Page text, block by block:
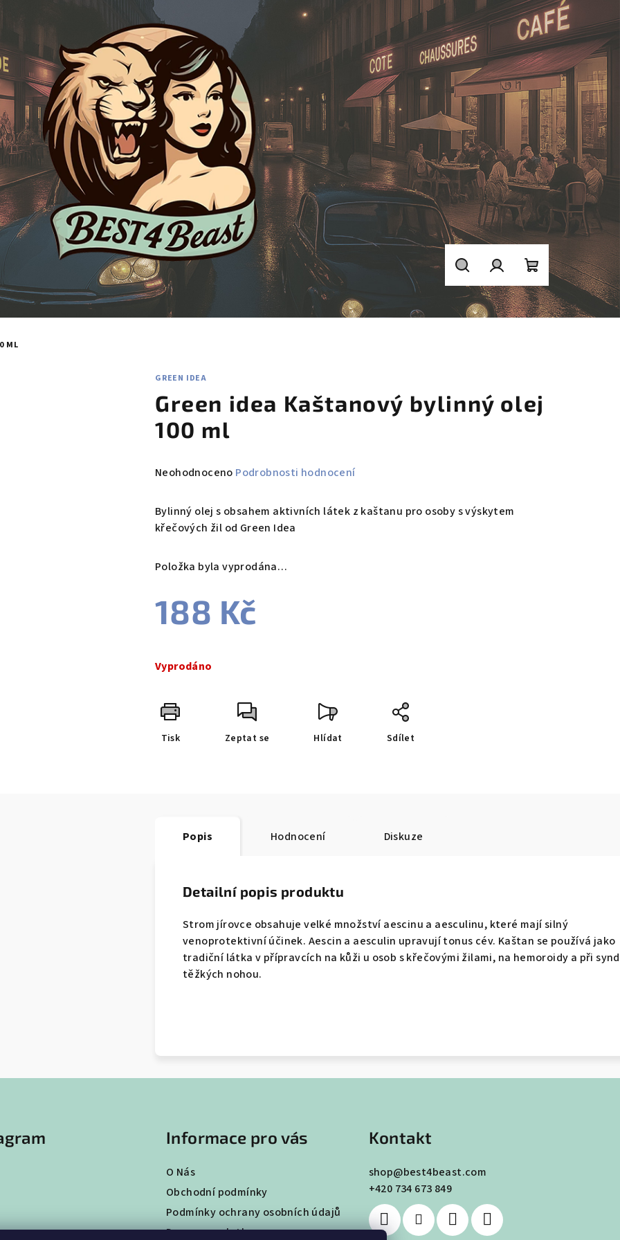
HledatPřihlášeníNákupní
ML
GREEN IDEA
Green idea Kaštanový bylinný olej
100 ml
Průměrné
produktu
je
5
Neohodnoceno Podrobnosti hodnocení
Bylinný olej s obsahem aktivních látek z kaštanu pro osoby s výskytem
křečových žil od Green Idea
Položka byla vyprodána…
188 Kč
cena:
Vyprodáno
Tisk Zeptat se Hlídat Sdílet
Popis Hodnocení Diskuze
Detailní popis produktu
Strom jírovce obsahuje velké množství aescinu a aesculinu, které mají silný
venoprotektivní účinek. Aescin a aesculin upravují tonus cév. Kaštan se používá jako
tradiční látka v přípravcích na kůži u osob s křečovými žilami, na hemoroidy a při
těžkých nohou.
Informace pro vás
O Nás
Obchodní podmínky
Podmínky ochrany osobních údajů
Doprava a platba
Kontakt
shop@best4beast.com
+420 734 673 849